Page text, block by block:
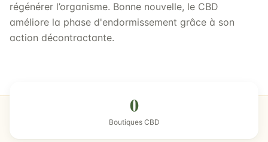
régénérer l’organisme. Bonne nouvelle, le CBD
améliore la phase d'endormissement grâce à son
action décontractante.
0
Boutiques CBD